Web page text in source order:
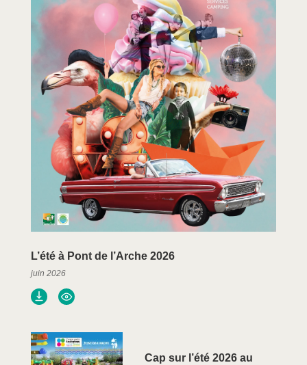
L’été à Pont de l’Arche 2026
juin 2026
Cap sur l’été 2026 au